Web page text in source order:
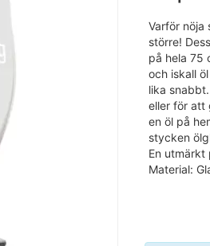
Varför nöja
större!
på hela 75
och iskall
lika
eller för att
en öl på
stycken
En utmärkt
Material: